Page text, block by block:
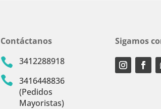
Contáctanos
 3412288918

3416448836
(Pedidos
Mayoristas)
Sigamos